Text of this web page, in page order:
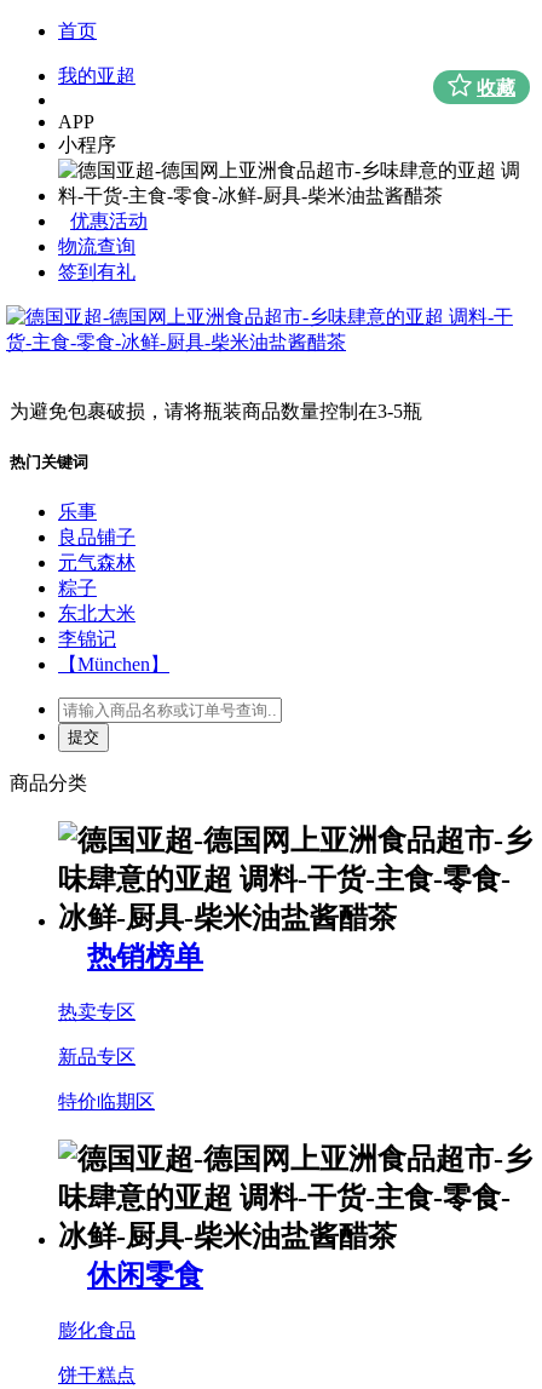
首页
我的亚超
APP
小程序
优惠活动
物流查询
签到有礼
为避免包裹破损，请将瓶装商品数量控制在3-5瓶
热门关键词
乐事
良品铺子
元气森林
粽子
东北大米
李锦记
【München】
商品分类
热销榜单
热卖专区
新品专区
特价临期区
休闲零食
膨化食品
饼干糕点
收藏